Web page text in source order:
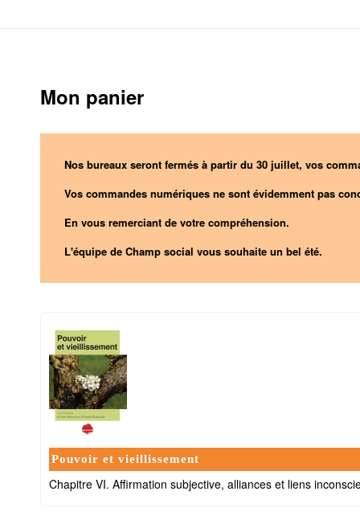
Mon panier
Nos bureaux seront fermés à partir du 30 juillet, vos
Vos commandes numériques ne sont évidemment pas
En vous remerciant de votre compréhension.
L'équipe de Champ social vous souhaite un bel été.
Pouvoir et vieillissement
Chapitre VI. Affirmation subjective, alliances et liens